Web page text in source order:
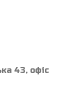
43, офіс